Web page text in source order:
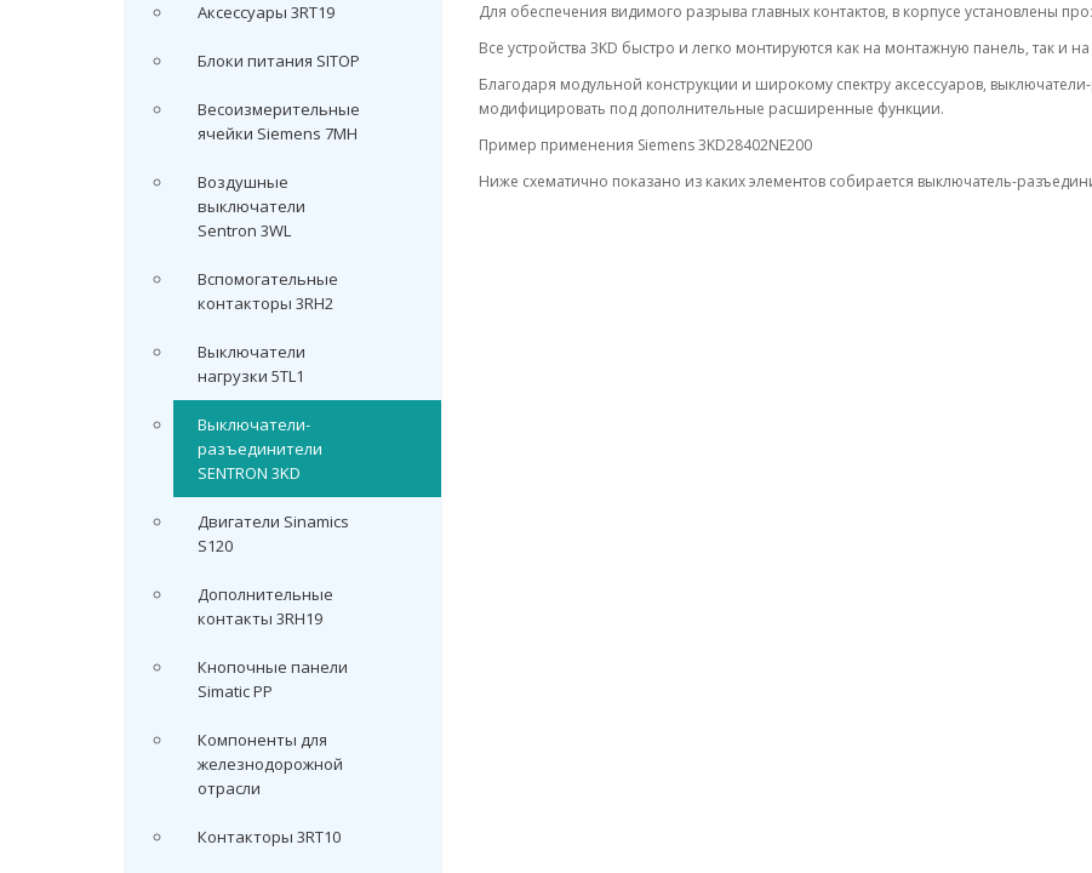
Аксессуары 3RT19
Блоки питания SITOP
Весоизмерительные
ячейки Siemens 7MH
Воздушные
выключатели
Sentron 3WL
Вспомогательные
контакторы 3RH2
Выключатели
нагрузки 5TL1
Выключатели-
разъединители
SENTRON 3KD
Двигатели Sinamics
S120
Дополнительные
контакты 3RH19
Кнопочные панели
Simatic PP
Компоненты для
железнодорожной
отрасли
Контакторы 3RT10
Для обеспечения видимого разрыва главных контактов, в корпусе установлены
Все устройства 3KD быстро и легко монтируются как на монтажную панель, так и
Благодаря модульной конструкции и широкому спектру аксессуаров,
модифицировать под дополнительные расширенные функции.
Пример применения Siemens 3KD28402NE200
Ниже схематично показано из каких элементов собирается выключатель-